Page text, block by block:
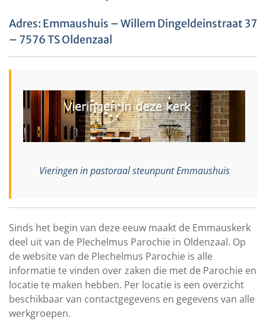
Adres: Emmaushuis – Willem Dingeldeinstraat 37
– 7576 TS Oldenzaal
Vieringen in pastoraal steunpunt Emmaushuis
Sinds het begin van deze eeuw maakt de Emmauskerk
deel uit van de Plechelmus Parochie in Oldenzaal. Op
de website van de Plechelmus Parochie is alle
informatie te vinden over zaken die met de Parochie en
locatie te maken hebben. Per locatie is een overzicht
beschikbaar van contactgegevens en gegevens van alle
werkgroepen.